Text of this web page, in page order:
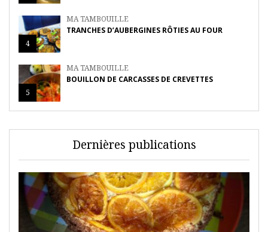
4
MA TAMBOUILLE
TRANCHES D’AUBERGINES RÔTIES AU FOUR
5
MA TAMBOUILLE
BOUILLON DE CARCASSES DE CREVETTES
Dernières publications